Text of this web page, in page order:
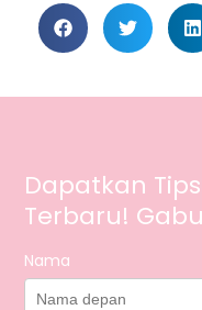
Dapatkan
Terbaru!
Nama